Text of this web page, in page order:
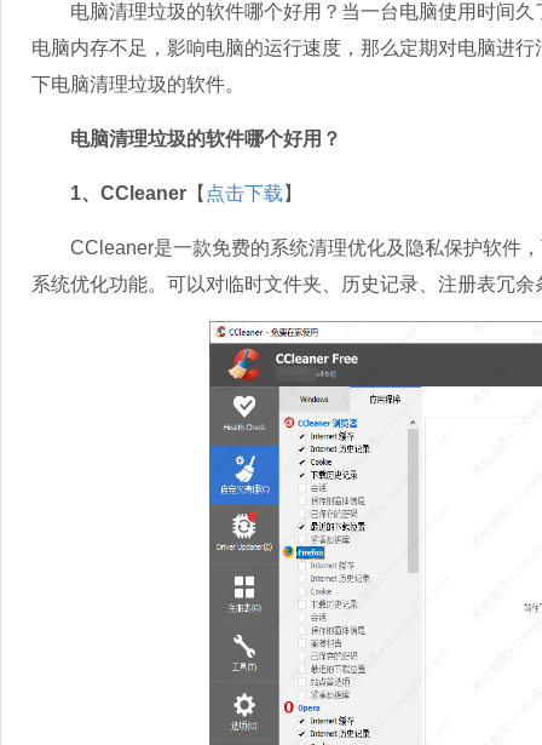
电脑清理垃圾的软件哪个好用？当一台电脑使用时间久
电脑内存不足，影响电脑的运行速度，那么定期对电脑进
下电脑清理垃圾的软件。
电脑清理垃圾的软件哪个好用？
1、CCleaner 【 点击下载 】
CCleaner是一款免费的系统清理优化及隐私保护软件，
系统优化功能。可以对临时文件夹、历史记录、注册表冗